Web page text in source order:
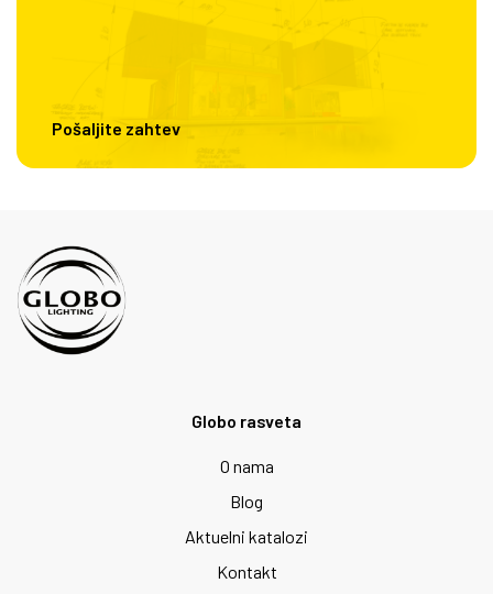
Pošaljite zahtev
Globo rasveta
O nama
Blog
Aktuelni katalozi
Kontakt